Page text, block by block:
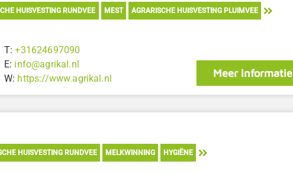
HUISVESTING RUNDVEE MEST AGRARISCHE HUISVESTING PLUIMVEE
T:+31624697090
E: info@agrikal.nl
W: https://www.agrikal.nl Meer informatie
HUISVESTING RUNDVEE MELKWINNING HYGIËNE